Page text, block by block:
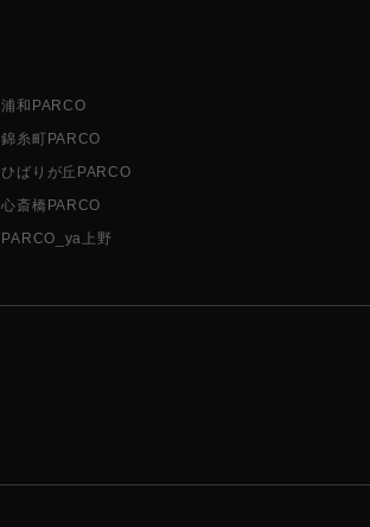
浦和PARCO
錦糸町PARCO
ひばりが丘PARCO
心斎橋PARCO
PARCO_ya上野